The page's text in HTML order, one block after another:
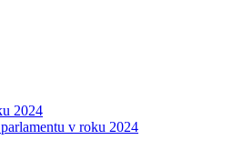
2024
v roku 2024